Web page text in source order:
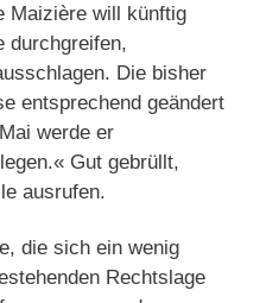
Maizière will künftig
durchgreifen,
Die bisher
entsprechend geändert
werde er
Gut gebrüllt,
ausrufen.
die sich ein wenig
Rechtslage